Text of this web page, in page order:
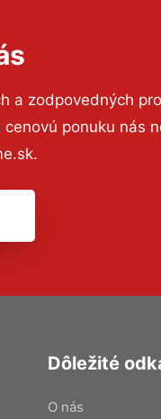
a zodpovedných
ponuku nás
Dôležité
O nás